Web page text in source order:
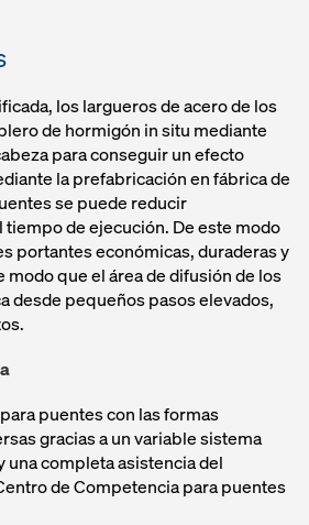
los largueros de acero de los
de hormigón in situ mediante
para conseguir un efecto
la prefabricación en fábrica de
se puede reducir
de ejecución. De este modo
portantes económicas, duraderas y
que el área de difusión de los
desde pequeños pasos elevados,
puentes con las formas
gracias a un variable sistema
completa asistencia del
de Competencia para puentes